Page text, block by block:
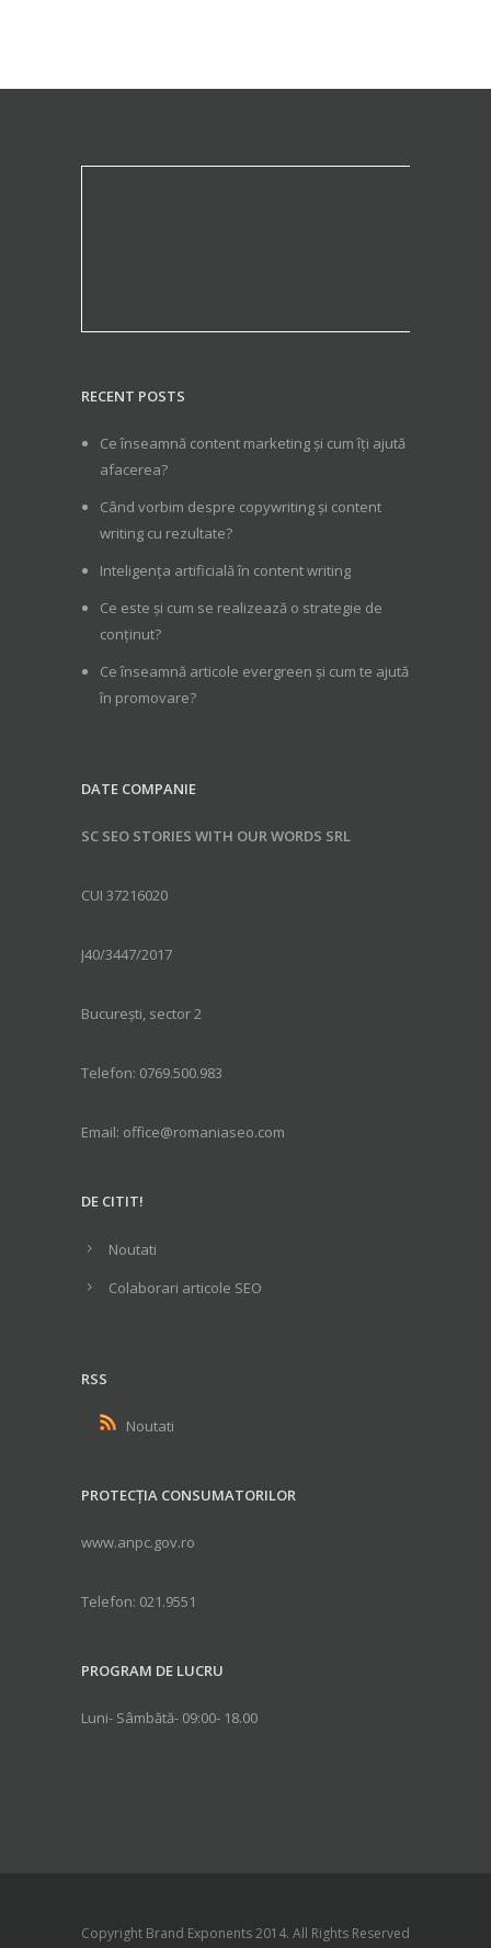
RECENT POSTS
Ce înseamnă content marketing și cum îți ajută
afacerea?
Când vorbim despre copywriting și content
writing cu rezultate?
Inteligența artificială în content writing
Ce este și cum se realizează o strategie de
conținut?
Ce înseamnă articole evergreen și cum te ajută
în promovare?
DATE COMPANIE
SC SEO STORIES WITH OUR WORDS SRL
CUI 37216020
J40/3447/2017
București, sector 2
Telefon: 0769.500.983
Email: office@romaniaseo.com
DE CITIT!
Noutati
Colaborari articole SEO
RSS
Noutati
PROTECȚIA CONSUMATORILOR
www.anpc.gov.ro
Telefon: 021.9551
PROGRAM DE LUCRU
Luni- Sâmbătă- 09:00- 18.00
Copyright Brand Exponents 2014. All Rights Reserved